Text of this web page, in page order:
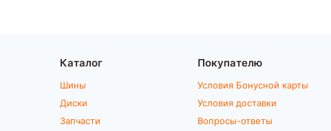
Каталог
Шины
Диски
Запчасти
Покупателю
Условия Бонусной карты
Условия доставки
Вопросы-ответы